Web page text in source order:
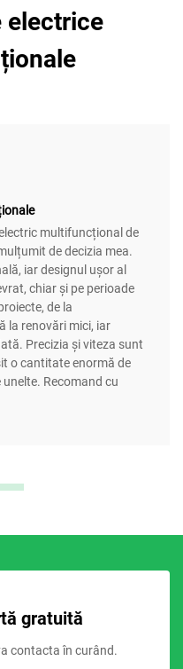
electrice
multifuncțional de
de decizia mea.
iar designul ușor al
chiar și pe perioade
de la
la renovări mici, iar
Precizia și viteza sunt
o cantitate enormă de
Recomand cu
gratuită
contacta în curând.